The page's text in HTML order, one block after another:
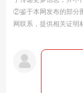
②鉴于本网发布的部分
网联系，提供相关证明